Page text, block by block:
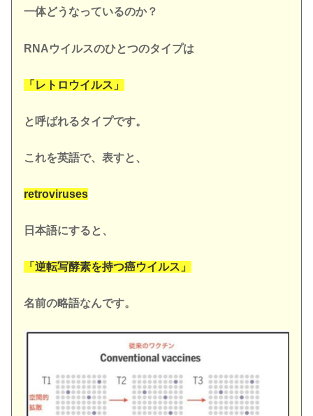
一体どうなっているのか？
RNAウイルスのひとつのタイプは
「レトロウイルス」
と呼ばれるタイプです。
これを英語で、表すと、
retroviruses
日本語にすると、
「逆転写酵素を持つ癌ウイルス」
名前の略語なんです。